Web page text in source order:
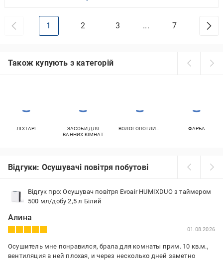
1 2 3 ... 7
Також купують з категорій
ЛІХТАРІ
ЗАСОБИ ДЛЯ
ВАННИХ КІМНАТ
ФАРБА
Відгуки: Осушувачі повітря побутові
Відгук про: Осушувач повітря Evoair HUMIXDUO з таймером
500 мл/добу 2,5 л Білий
Алина
01.08.2026
Осушитель мне понравился, брала для комнаты прим. 10 кв.м.,
вентиляция в ней плохая, и через несколько дней заметно